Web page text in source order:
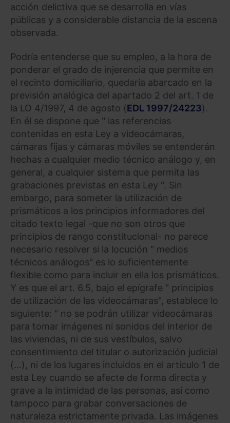
acción delictiva que se desarrolla en vías
públicas y a considerable distancia de la escena
observada.
Podría entenderse que su empleo, a la hora de
ponderar el grado de injerencia que permite en
el recinto domiciliario, quedaría abarcado en la
previsión analógica del apartado 2 del art. 1 de
la LO 4/1997, 4 de agosto (EDL 1997/24223).
En él se dispone que " las referencias
contenidas en esta Ley a videocámaras,
cámaras fijas y cámaras móviles se entenderán
hechas a cualquier medio técnico análogo y, en
general, a cualquier sistema que permita las
grabaciones previstas en esta Ley ". Sin
embargo, para someter la utilización de
prismáticos a los principios informadores del
citado texto legal -que no son otros que
principios de rango constitucional- no parece
necesario resolver si la locución " medios
técnicos análogos" es lo suficientemente
flexible como para incluir en ella los prismáticos.
Y es que el art. 6.5, bajo el epígrafe " principios
de utilización de las videocámaras", establece lo
siguiente: " no se podrán utilizar videocámaras
para tomar imágenes ni sonidos del interior de
las viviendas, ni de sus vestíbulos, salvo
consentimiento del titular o autorización judicial
(...), ni de los lugares incluidos en el artículo 1 de
esta Ley cuando se afecte de forma directa y
grave a la intimidad de las personas, así como
tampoco para grabar conversaciones de
naturaleza estrictamente privada. Las imágenes